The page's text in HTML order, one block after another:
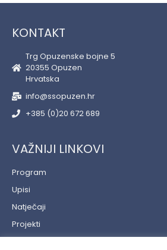
KONTAKT
Trg Opuzenske bojne 5
20355 Opuzen
Hrvatska
info@ssopuzen.hr
+385 (0)20 672 689
VAŽNIJI LINKOVI
Program
Upisi
Natječaji
Projekti